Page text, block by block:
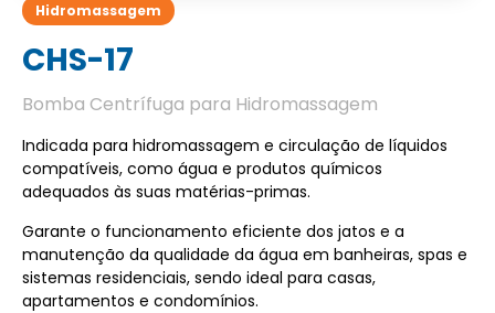
Hidromassagem
CHS-17
Bomba Centrífuga para Hidromassagem
Indicada para hidromassagem e circulação de líquidos
compatíveis, como água e produtos químicos
adequados às suas matérias-primas.
Garante o funcionamento eficiente dos jatos e a
manutenção da qualidade da água em banheiras, spas e
sistemas residenciais, sendo ideal para casas,
apartamentos e condomínios.